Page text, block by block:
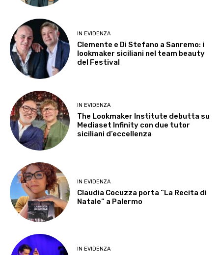
IN EVIDENZA
Clemente e Di Stefano a Sanremo: i
lookmaker siciliani nel team beauty
del Festival
IN EVIDENZA
The Lookmaker Institute debutta su
Mediaset Infinity con due tutor
siciliani d’eccellenza
IN EVIDENZA
Claudia Cocuzza porta “La Recita di
Natale” a Palermo
IN EVIDENZA